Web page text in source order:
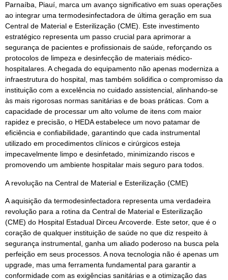
Parnaíba, Piauí, marca um avanço significativo em suas operações
ao integrar uma termodesinfectadora de última geração em sua
Central de Material e Esterilização (CME). Este investimento
estratégico representa um passo crucial para aprimorar a
segurança de pacientes e profissionais de saúde, reforçando os
protocolos de limpeza e desinfecção de materiais médico-
hospitalares. A chegada do equipamento não apenas moderniza a
infraestrutura do hospital, mas também solidifica o compromisso da
instituição com a excelência no cuidado assistencial, alinhando-se
às mais rigorosas normas sanitárias e de boas práticas. Com a
capacidade de processar um alto volume de itens com maior
rapidez e precisão, o HEDA estabelece um novo patamar de
eficiência e confiabilidade, garantindo que cada instrumental
utilizado em procedimentos clínicos e cirúrgicos esteja
impecavelmente limpo e desinfetado, minimizando riscos e
promovendo um ambiente hospitalar mais seguro para todos.
A revolução na Central de Material e Esterilização (CME)
A aquisição da termodesinfectadora representa uma verdadeira
revolução para a rotina da Central de Material e Esterilização
(CME) do Hospital Estadual Dirceu Arcoverde. Este setor, que é o
coração de qualquer instituição de saúde no que diz respeito à
segurança instrumental, ganha um aliado poderoso na busca pela
perfeição em seus processos. A nova tecnologia não é apenas um
upgrade, mas uma ferramenta fundamental para garantir a
conformidade com as exigências sanitárias e a otimização das